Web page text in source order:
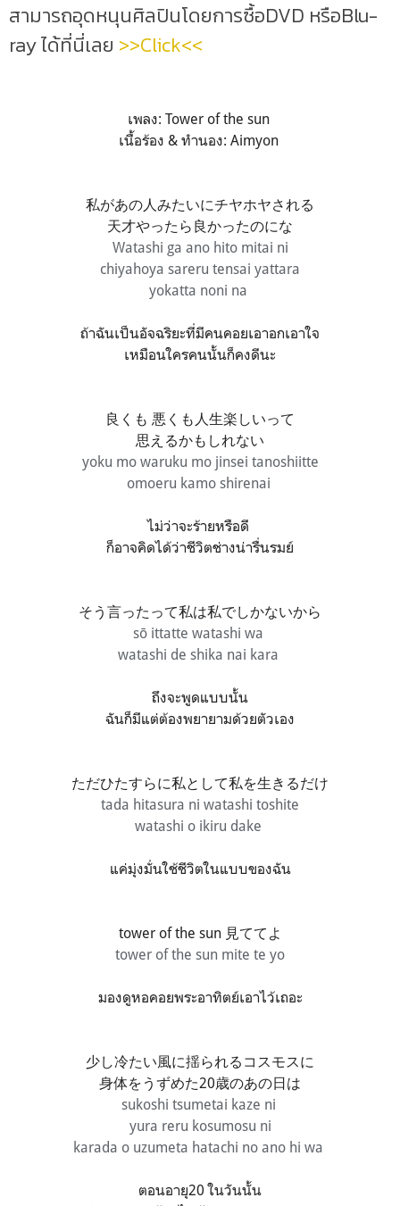
สามารถอุดหนุนศิลปินโดยการซื้อDVD หรือBlu-
ray ได้ที่นี่เลย >>Click<<
เพลง: Tower of the sun
เนื้อร้อง & ทำนอง: Aimyon
私があの人みたいにチヤホヤされる
天才やったら良かったのにな
Watashi ga ano hito mitai ni
chiyahoya sareru tensai yattara
yokatta noni na
ถ้าฉันเป็นอัจฉริยะที่มีคนคอยเอาอกเอาใจ
เหมือนใครคนนั้นก็คงดีนะ
良くも 悪くも人生楽しいって
思えるかもしれない
yoku mo waruku mo jinsei tanoshiitte
omoeru kamo shirenai
ไม่ว่าจะร้ายหรือดี
ก็อาจคิดได้ว่าชีวิตช่างน่ารื่นรมย์
そう言ったって私は私でしかないから
sō ittatte watashi wa
watashi de shika nai kara
ถึงจะพูดแบบนั้น
ฉันก็มีแต่ต้องพยายามด้วยตัวเอง
ただひたすらに私として私を生きるだけ
tada hitasura ni watashi toshite
watashi o ikiru dake
แค่มุ่งมั่นใช้ชีวิตในแบบของฉัน
tower of the sun 見ててよ
tower of the sun mite te yo
มองดูหอคอยพระอาทิตย์เอาไว้เถอะ
少し冷たい風に揺られるコスモスに
身体をうずめた20歳のあの日は
sukoshi tsumetai kaze ni
yura reru kosumosu ni
karada o uzumeta hatachi no ano hi wa
ตอนอายุ20 ในวันนั้น